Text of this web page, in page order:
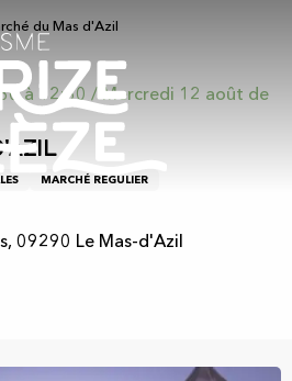
du Mas d'Azil
à 12:30 / Mercredi 12 août de
MARCHÉ RÉGULIER
09290 Le Mas-d'Azil
favoris